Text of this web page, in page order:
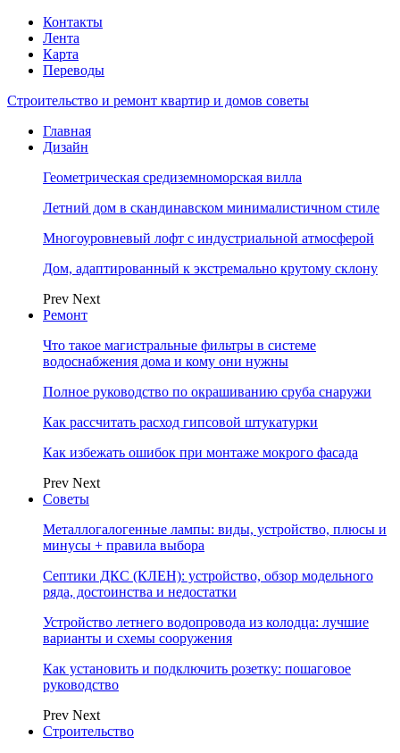
Контакты
Лента
Карта
Переводы
Строительство и ремонт квартир и домов советы
Главная
Дизайн
Геометрическая средиземноморская вилла
Летний дом в скандинавском минималистичном стиле
Многоуровневый лофт с индустриальной атмосферой
Дом, адаптированный к экстремально крутому склону
Prev Next
Ремонт
Что такое магистральные фильтры в системе
водоснабжения дома и кому они нужны
Полное руководство по окрашиванию сруба снаружи
Как рассчитать расход гипсовой штукатурки
Как избежать ошибок при монтаже мокрого фасада
Prev Next
Советы
Металлогалогенные лампы: виды, устройство, плюсы и
минусы + правила выбора
Септики ДКС (КЛЕН): устройство, обзор модельного
ряда, достоинства и недостатки
Устройство летнего водопровода из колодца: лучшие
варианты и схемы сооружения
Как установить и подключить розетку: пошаговое
руководство
Prev Next
Строительство